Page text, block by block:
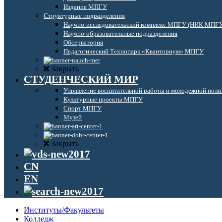
Издания МПГУ
Структурные подразделения
Научно-исследовательский комплекс МПГУ (НИК
Научно-образовательные подразделения
Обсерватория
Педагогический Технопарк «Кванториум» МПГУ
Закрыть
СТУДЕНЧЕСКИЙ МИР
Управление воспитательной работы и молодежной
Культурные проекты МПГУ
Спорт МПГУ
Музей
Закрыть
CN
EN
Институты/Факультеты
Колледж